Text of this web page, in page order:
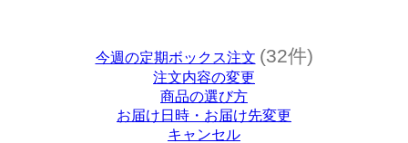
今週の定期ボックス注文 (32件)
注文内容の変更
商品の選び方
お届け日時・お届け先変更
キャンセル